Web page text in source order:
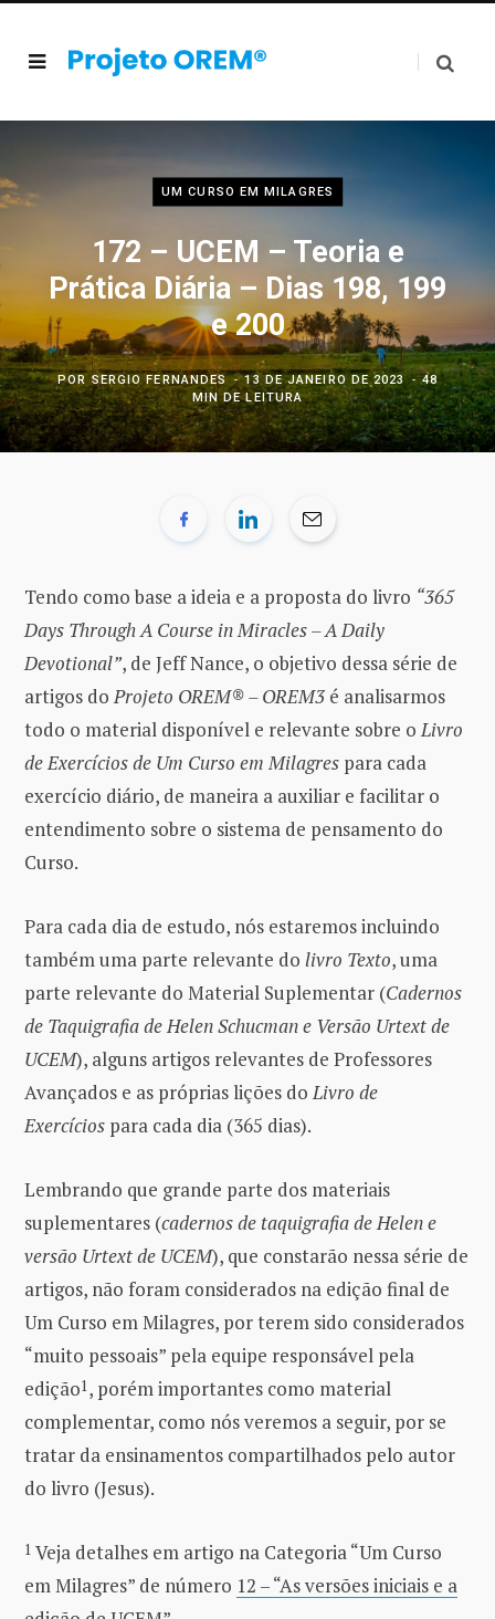
UM CURSO EM MILAGRES
172 – UCEM – Teoria e
Prática Diária – Dias 198, 199
e 200
PORSERGIO FERNANDES 13 DE JANEIRO DE 2023
48
MIN DE LEITURA
Tendo como base a ideia e a proposta do livro “365
Days Through A Course in Miracles – A Daily
Devotional”, de Jeff Nance, o objetivo dessa série de
artigos doProjeto OREM® – OREM3 é analisarmos
todo o material disponível e relevante sobre oLivro
de Exercícios de Um Curso em Milagres para cada
exercício diário, de maneira a auxiliar e facilitar o
entendimento sobre o sistema de pensamento do
Curso.
Para cada dia de estudo, nós estaremos incluindo
também uma parte relevante do livro Texto, uma
parte relevante do Material Suplementar (Cadernos
de Taquigrafia de Helen Schucman e Versão Urtext de
UCEM), alguns artigos relevantes de Professores
Avançados e as próprias lições doLivro de
Exercícios para cada dia (365 dias).
Lembrando que grande parte dos materiais
suplementares (cadernos de taquigrafia de Helen e
versão Urtext de UCEM), que constarão nessa série de
artigos, não foram considerados na edição final de
Um Curso em Milagres, por terem sido considerados
“muito pessoais” pela equipe responsável pela
edição1, porém importantes como material
complementar, como nós veremos a seguir, por se
tratar da ensinamentos compartilhados pelo autor
do livro (Jesus).
1 Veja detalhes em artigo na Categoria “Um Curso
em Milagres” de número 12 – “As versões iniciais e a